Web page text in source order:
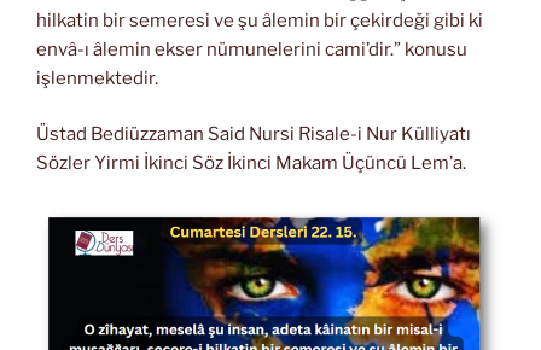
hilkatin bir semeresi ve şu âlemin bir çekirdeği gibi ki
envâ-ı âlemin ekser nümunelerini cami’dir.” konusu
işlenmektedir.
Üstad Bediüzzaman Said Nursi Risale-i Nur Külliyatı
Sözler Yirmi İkinci Söz İkinci Makam Üçüncü Lem’a.